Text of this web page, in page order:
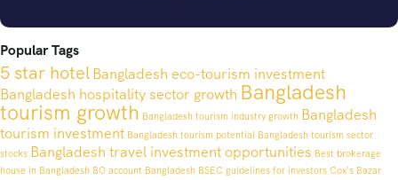
Popular Tags
5 star hotelBangladesh eco-tourism investment
Bangladesh hospitality sector growth Bangladesh
tourism growth Bangladesh tourism industry growth Bangladesh
tourism investment Bangladesh tourism potential Bangladesh tourism sector
stocks Bangladesh travel investment opportunities Best brokerage
house in Bangladesh BO account Bangladesh BSEC guidelines for investors Cox's Bazar